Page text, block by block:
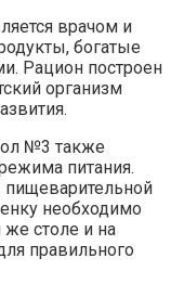
врачом и
богатые
Рацион построен
организм
№3 также
питания.
необходимо
же столе и на
правильного